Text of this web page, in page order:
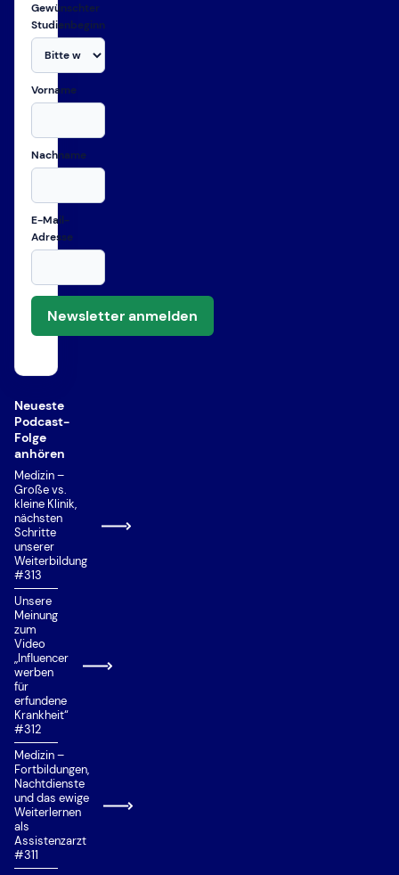
Gewünschter
Studienbeginn
Vorname
Nachname
E-Mail-
Adresse
Newsletter anmelden
Neueste
Podcast-
Folge
anhören
Medizin –
Große vs.
kleine Klinik,
nächsten
Schritte
unserer
Weiterbildung
#313
Unsere
Meinung
zum
Video
„Influencer
werben
für
erfundene
Krankheit“
#312
Medizin –
Fortbildungen,
Nachtdienste
und das ewige
Weiterlernen
als
Assistenzarzt
#311